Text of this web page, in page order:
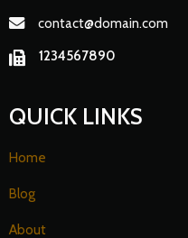
contact@domain.com
1234567890
QUICK LINKS
Home
Blog
About